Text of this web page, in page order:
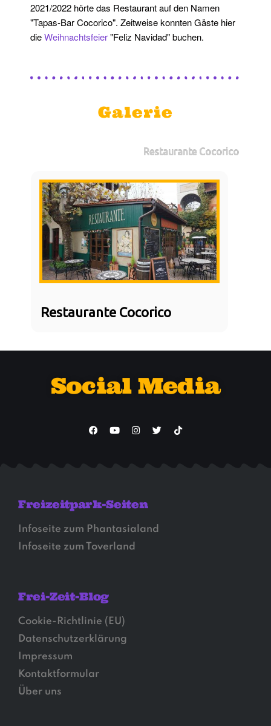
2021/2022 hörte das Restaurant auf den Namen
"Tapas-Bar Cocorico". Zeitweise konnten Gäste hier
dieWeihnachtsfeier"Feliz Navidad" buchen.
Galerie
Restaurante Cocorico
Restaurante Cocorico
Social Media
Freizeitpark-Seiten
Infoseite zum Phantasialand
Infoseite zum Toverland
Frei-Zeit-Blog
Cookie-Richtlinie (EU)
Datenschutzerklärung
Impressum
Kontaktformular
Über uns